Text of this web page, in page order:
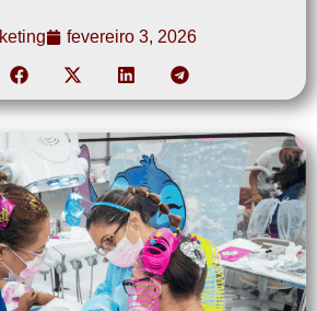
fevereiro 3, 2026